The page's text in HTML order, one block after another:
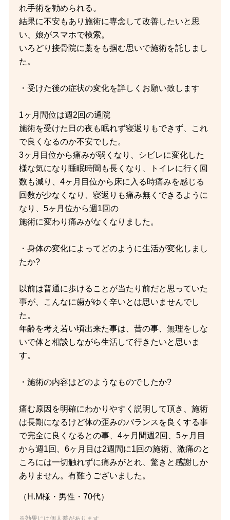
れ手術を勧められる。
結果に不安もあり施術に専念して改善したいと思
い、娘がスマホで検索。
いろどり接骨院に藁をも掴む思いで施術を託しまし
た。
・受けた後の症状の変化を詳しくお願い致します
1ヶ月間位は週2回の通院
施術を受けた日の夜も眠れず寝返りもできず、これ
で良くなるのか不安でした。
3ヶ月目位から痛みが弱くなり、シビレに変化した
様な気になり睡眠時間も長くなり、トイレに行く回
数も減り、4ヶ月目位から床に入る時痛みを感じる
回数が少なくなり、寝返りも痛み無くできるように
なり、5ヶ月位から週1回の
施術に変わり痛みがなくなりました。
・身体の変化によってどのように生活が変化しまし
たか?
以前は普通に歩けることが当たり前だと思っていた
事が、こんなに歯がゆく辛いとは思いませんでし
た。
年齢を考え若い頃出来た事は、昔の事、無理をしな
いで体と相談しながら生活して行きたいと思いま
す。
・施術の内容はどのようなものでしたか?
痛む原因を明確にわかりやすく説明して頂き、施術
は長期になるけど体の歪みのバランスを良くする事
で完全に良くなるとの事、4ヶ月間週2回、5ヶ月目
から週1回、6ヶ月目は2週間に1回の施術、激痛のと
ころには一切触れずに痛みがとれ、驚きと感謝しか
ありません。有難うございました。
（H.M様・男性・70代）